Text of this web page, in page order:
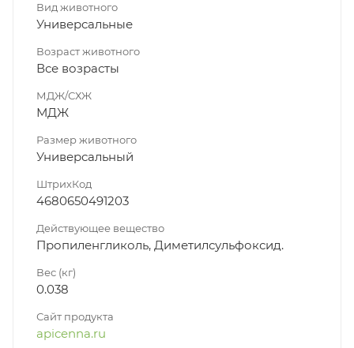
Вид животного
Универсальные
Возраст животного
Все возрасты
МДЖ/СХЖ
МДЖ
Размер животного
Универсальный
ШтрихКод
4680650491203
Действующее вещество
Пропиленгликоль, Диметилсульфоксид.
Вес (кг)
0.038
Сайт продукта
apicenna.ru